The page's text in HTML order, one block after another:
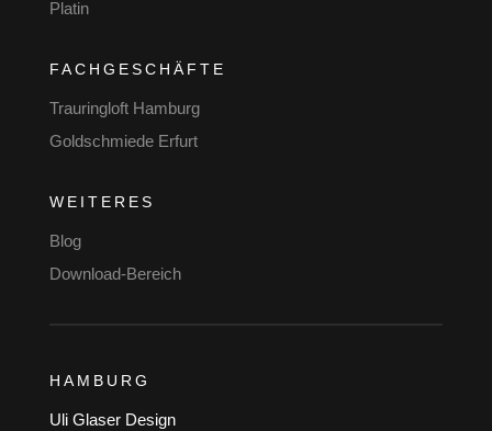
Platin
FACHGESCHÄFTE
Trauringloft Hamburg
Goldschmiede Erfurt
WEITERES
Blog
Download-Bereich
HAMBURG
Uli Glaser Design